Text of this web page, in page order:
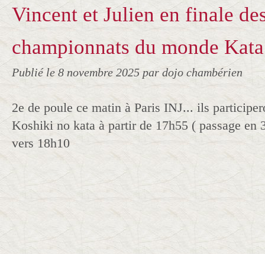
Vincent et Julien en finale
championnats du monde
Publié le 8 novembre 2025 par dojo chambérien
2e de poule ce matin à Paris INJ... ils
Koshiki no kata à partir de 17h55 ( passage en
vers 18h10